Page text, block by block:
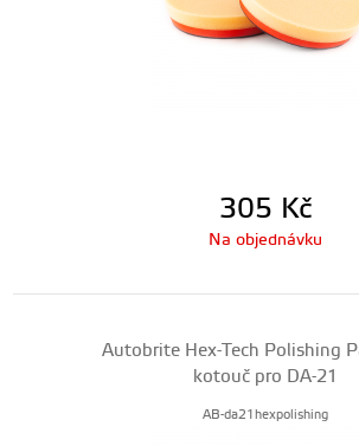
305 Kč
Na objednávku
Autobrite Hex-Tech Polishing
kotouč pro DA-21
AB-da21hexpolishing